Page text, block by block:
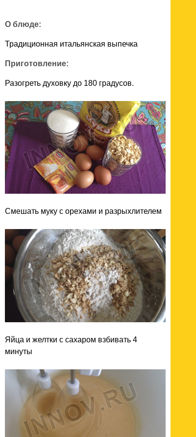
О блюде:
Традиционная итальянская выпечка
Приготовление:
Разогреть духовку до 180 градусов.
Смешать муку с орехами и разрыхлителем
Яйца и желтки с сахаром взбивать 4
минуты